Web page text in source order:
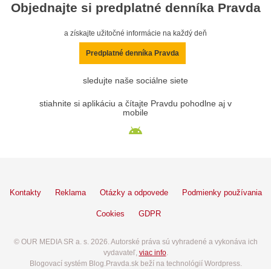
Objednajte si predplatné denníka Pravda
a získajte užitočné informácie na každý deň
Predplatné denníka Pravda
sledujte naše sociálne siete
stiahnite si aplikáciu a čítajte Pravdu pohodlne aj v
mobile
Kontakty Reklama Otázky a odpovede Podmienky používania
Cookies GDPR
© OUR MEDIA SR a. s. 2026. Autorské práva sú vyhradené a vykonáva ich
vydavateľ, viac info.
Blogovací systém Blog.Pravda.sk beží na technológií Wordpress.